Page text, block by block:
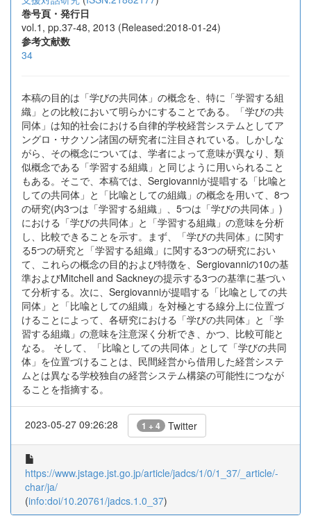
巻号頁・発行日
vol.1, pp.37-48, 2013 (Released:2018-01-24)
参考文献数
34
本稿の目的は「学びの共同体」の概念を、特に「学習する組
織」との比較において明らかにすることである。「学びの共
同体」は知的社会における自律的学校経営システムとしてア
ングロ・サクソン諸国の研究者に注目されている。しかしな
がら、その概念については、学者によって意味が異なり、類
似概念である「学習する組織」と同じように用いられること
もある。そこで、本稿では、Sergiovanniが提唱する「比喩と
しての共同体」と「比喩としての組織」の概念を用いて、8つ
の研究(内3つは「学習する組織」、5つは「学びの共同体」)
における「学びの共同体」と「学習する組織」の意味を分析
し、比較できることを示す。まず、「学びの共同体」に関す
る5つの研究と「学習する組織」に関する3つの研究におい
て、これらの概念の目的および特徴を、Sergiovanniの10の基
準およびMitchell and Sackneyの提示する3つの基準に基づい
て分析する。次に、Sergiovanniが提唱する「比喩としての共
同体」と「比喩としての組織」を対極とする線分上に位置づ
けることによって、各研究における「学びの共同体」と「学
習する組織」の意味を注意深く分析でき、かつ、比較可能と
なる。 そして、「比喩としての共同体」として「学びの共同
体」を位置づけることは、民間経営から借用した経営システ
ムとは異なる学校独自の経営システム構築の可能性につなが
ることを指摘する。
2023-05-27 09:26:28 1 + 4 Twitter
https://www.jstage.jst.go.jp/article/jadcs/1/0/1_37/_article/-
char/ja/
(info:doi/10.20761/jadcs.1.0_37)